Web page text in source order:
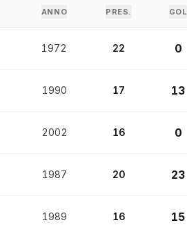
ANNO PRES. GOL
1972 22 0
1990 17 13
2002 16 0
1987 20 23
1989 16 15